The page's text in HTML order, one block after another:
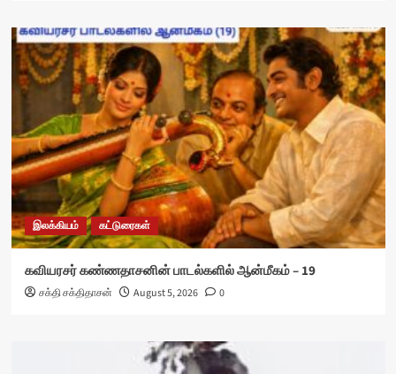
இலக்கியம் கட்டுரைகள்
கவியரசர் கண்ணதாசனின் பாடல்களில் ஆன்மீகம் – 19
சக்தி சக்திதாசன் August 5, 2026 0